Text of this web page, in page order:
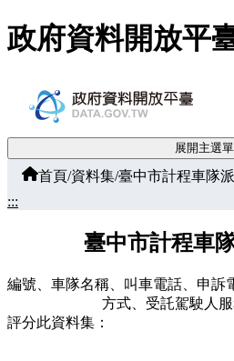
跳至主要內容
政府資料開放平
展開主選單
首頁/資料集/臺中市計程車隊
:::
臺中市計程車
編號、車隊名稱、叫車電話、申訴
方式、受託駕駛人
評分此資料集：